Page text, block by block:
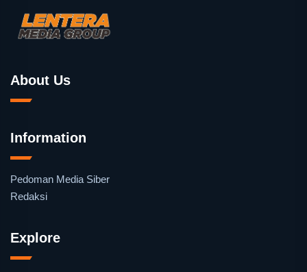
About Us
Information
Pedoman Media Siber
Redaksi
Explore